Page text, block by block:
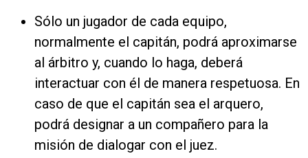
Sólo un jugador de cada equipo,
normalmente el capitán, podrá aproximarse
al árbitro y, cuando lo haga, deberá
interactuar con él de manera respetuosa. En
caso de que el capitán sea el arquero,
podrá designar a un compañero para la
misión de dialogar con el juez.